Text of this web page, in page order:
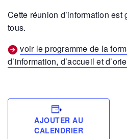
Cette réunion d’information
tous.
voir le programme de la
d’information, d’accueil et
AJOUTER AU
CALENDRIER